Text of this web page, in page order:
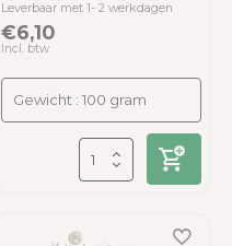
Leverbaar met 1- 2 werkdagen
€6,10
Incl. btw